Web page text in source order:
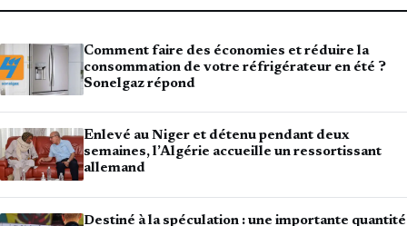
Comment faire des économies et réduire la
consommation de votre réfrigérateur en été ?
Sonelgaz répond
Enlevé au Niger et détenu pendant deux
semaines, l’Algérie accueille un ressortissant
allemand
Destiné à la spéculation : une importante quantité